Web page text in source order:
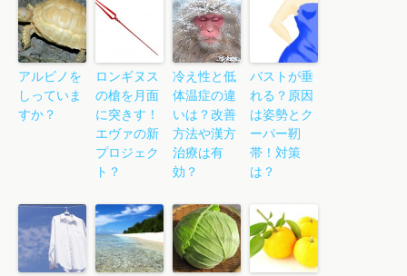
アルビノを
しっていま
すか？
ロンギヌス
の槍を月面
に突きす！
エヴァの新
プロジェク
ト？
冷え性と低
体温症の違
いは？改善
方法や漢方
治療は有
効？
バストが垂
れる？原因
は姿勢とク
ーパー靭
帯！対策
は？